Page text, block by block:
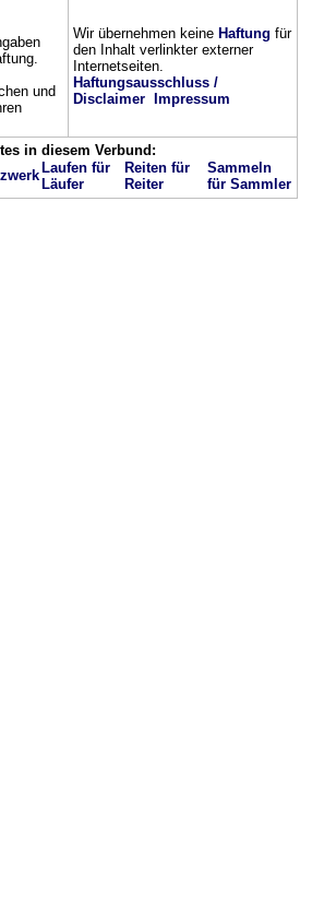
und
Wir übernehmen keine Haftung für
den Inhalt verlinkter externer
Internetseiten.
Haftungsausschluss /
Disclaimer
Impressum
in diesem Verbund:
Laufen für
Läufer
Reiten für
Reiter
Sammeln
für Sammler